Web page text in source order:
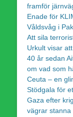
framför
Enade för
Våldsvåg i
Att sila
Urkult visar
40 år sedan
om vad som
Ceuta – en
Stödgala för
Gaza efter
vägrar stanna